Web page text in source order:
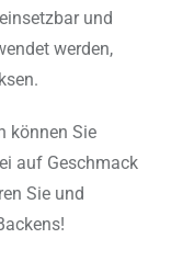
und
werden,
können Sie
auf Geschmack
Sie und